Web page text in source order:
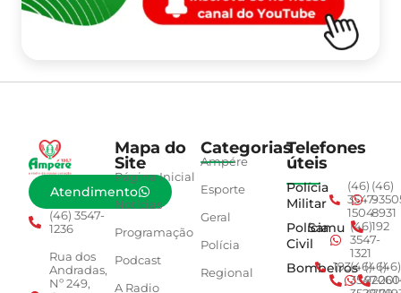
Atendimento
(46) 3547-
1236
Rua dos
Andradas,
Nº 249,
Mapa do
Site
Página Inicial
Notícias
Programação
Podcast
A Radio
Categorias
Ampére
Esporte
Geral
Polícia
Regional
Telefones
úteis
Polícia
Militar
(46)
3547-
1504
(46)
8931
Polícia
Civil
Samu (46)
3547-
1321
192
Bombeiros
193(46)
3547-
(46)(46)